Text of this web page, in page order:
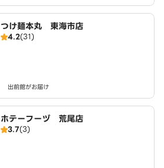
つけ麺本丸 東海市店
4.2(31)
出前館がお届け
ホテーフーヅ 荒尾店
3.7(3)